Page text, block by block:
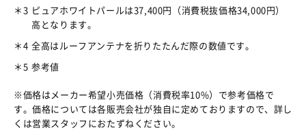
＊3
ピュアホワイトパールは37,400円（消費税抜価格34,000円）
高となります。
＊4 全高はルーフアンテナを折りたたんだ際の数値です。
＊5 参考値
※価格はメーカー希望小売価格（消費税率10%）で参考価格で
す。価格については各販売会社が独自に定めておりますので、詳し
くは営業スタッフにおたずねください。